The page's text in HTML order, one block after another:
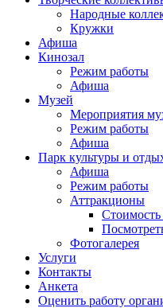
Народные
Кружки
Афиша
Кинозал
Режим работы
Афиша
Музей
Мероприятия
Режим работы
Афиша
Парк культуры и
Афиша
Режим работы
Аттракционы
Стоимость
Фотогалерея
Услуги
Контакты
Анкета
Оценить работу